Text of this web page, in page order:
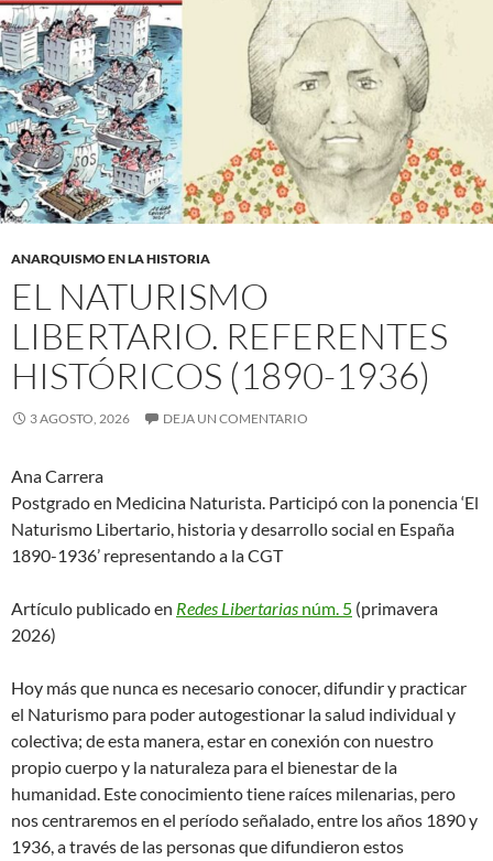
ANARQUISMO EN LA HISTORIA
EL NATURISMO
LIBERTARIO. REFERENTES
HISTÓRICOS (1890-1936)
3 AGOSTO, 2026 DEJA UN COMENTARIO
Ana Carrera
Postgrado en Medicina Naturista. Participó con la ponencia ‘El
Naturismo Libertario, historia y desarrollo social en España
1890-1936’ representando a la CGT
Artículo publicado en Redes Libertarias núm. 5 (primavera
2026)
Hoy más que nunca es necesario conocer, difundir y practicar
el Naturismo para poder autogestionar la salud individual y
colectiva; de esta manera, estar en conexión con nuestro
propio cuerpo y la naturaleza para el bienestar de la
humanidad. Este conocimiento tiene raíces milenarias, pero
nos centraremos en el período señalado, entre los años 1890 y
1936, a través de las personas que difundieron estos